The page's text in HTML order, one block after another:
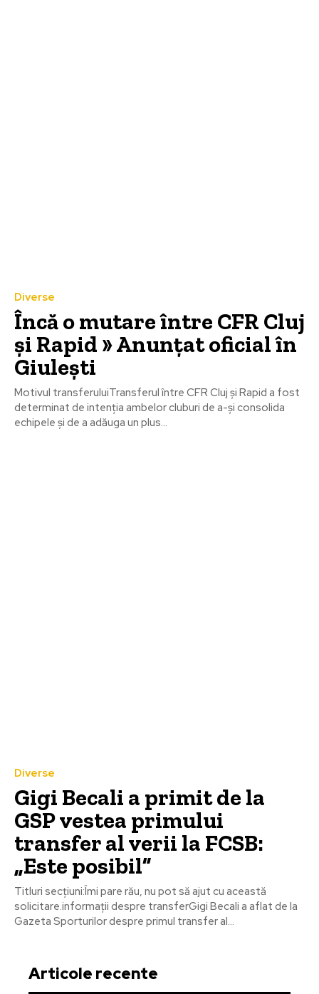
Diverse
Încă o mutare între CFR Cluj
și Rapid » Anunțat oficial în
Giulești
Motivul transferuluiTransferul între CFR Cluj și Rapid a fost
determinat de intenția ambelor cluburi de a-și consolida
echipele și de a adăuga un plus...
Diverse
Gigi Becali a primit de la
GSP vestea primului
transfer al verii la FCSB:
„Este posibil”
Titluri secțiuni:Îmi pare rău, nu pot să ajut cu această
solicitare.informații despre transferGigi Becali a aflat de la
Gazeta Sporturilor despre primul transfer al...
Articole recente